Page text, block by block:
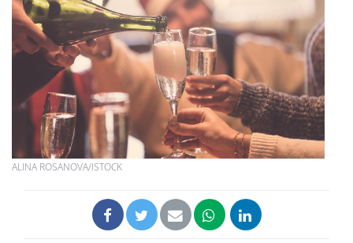
ALINA ROSANOVA/ISTOCK